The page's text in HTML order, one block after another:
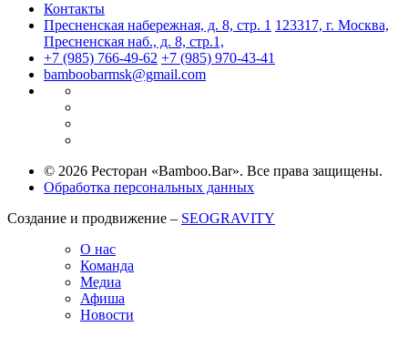
Контакты
Пресненская набережная, д. 8, стр. 1 123317, г. Москва,
Пресненская наб., д. 8, стр.1,
+7 (985) 766-49-62 +7 (985) 970-43-41
bamboobarmsk@gmail.com
© 2026 Ресторан «Bamboo.Bar». Все права защищены.
Обработка персональных данных
Создание и продвижение – SEOGRAVITY
О нас
Команда
Медиа
Афиша
Новости